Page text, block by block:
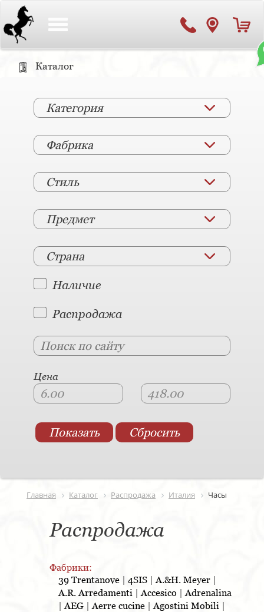
Каталог
Категория
Фабрика
Стиль
Предмет
Страна
Наличие
Распродажа
Цена
Главная Каталог Распродажа Италия Часы
Распродажа
Фабрики:
39 Trentanove | 4SIS | A.&H. Meyer |
A.R. Arredamenti | Accesico | Adrenalina
| AEG | Aerre cucine | Agostini Mobili |